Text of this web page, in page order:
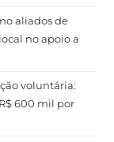
aliados de
no apoio a
voluntária:
600 mil por